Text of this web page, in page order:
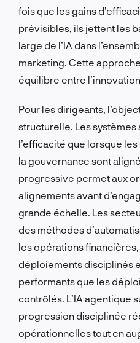
fois que les gains
prévisibles, ils jettent les
large de l’IA dans
marketing. Cette
équilibre entre
Pour les dirigeants,
structurelle. Les systèmes
l’efficacité que lorsque
la gouvernance sont
progressive permet aux
alignements avant
grande échelle. Les
des méthodes
les opérations
déploiements disciplinés
performants que les
contrôlés. L’IA agentique
progression disciplinée
opérationnelles tout en